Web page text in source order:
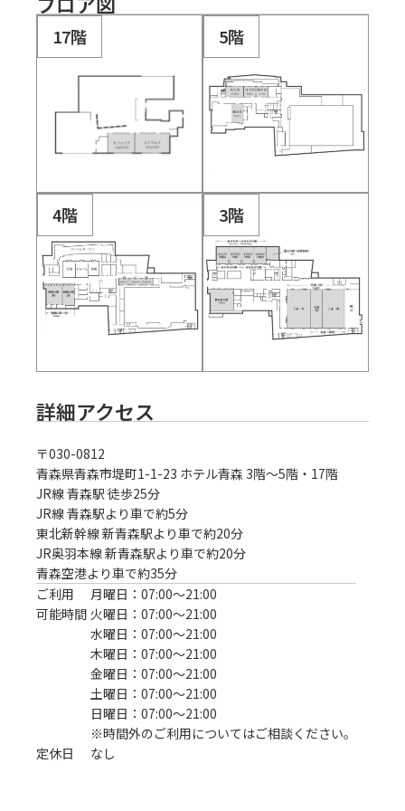
17階 5階
4階 3階
詳細アクセス
〒030-0812
青森県青森市堤町1-1-23 ホテル青森 3階～5階・17階
JR線 青森駅 徒歩25分
JR線 青森駅より車で約5分
東北新幹線 新青森駅より車で約20分
JR奥羽本線 新青森駅より車で約20分
青森空港より車で約35分
ご利用
可能時間
月曜日：07:00〜21:00
火曜日：07:00〜21:00
水曜日：07:00〜21:00
木曜日：07:00〜21:00
金曜日：07:00〜21:00
土曜日：07:00〜21:00
日曜日：07:00〜21:00
※時間外のご利用についてはご相談ください。
定休日
なし